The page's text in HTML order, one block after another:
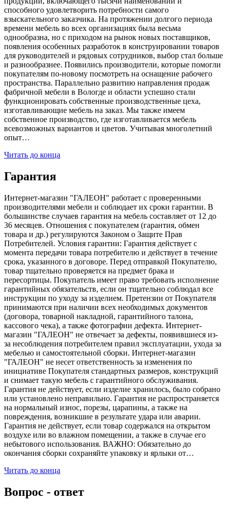
способного удовлетворить потребности самого
взыскательного заказчика. На протяжении долгого периода
времени мебель во всех организациях была весьма
однообразна, но с приходом на рынок новых поставщиков,
появления особенных разработок в конструировании товаров
для руководителей и рядовых сотрудников, выбор стал больше
и разнообразнее. Появились производители, которые помогли
покупателям по-новому посмотреть на оснащение рабочего
пространства. Параллельно развитию направления продаж
фабричной мебели в Вологде и области успешно стали
функционировать собственные производственные цеха,
изготавливающие мебель на заказ. Мы также имеем
собственное производство, где изготавливается мебель
всевозможных вариантов и цветов. Учитывая многолетний
опыт…
Читать до конца
Гарантия
Интернет-магазин "ГАЛЕОН" работает с проверенными
производителями мебели и соблюдает их сроки гарантии. В
большинстве случаев гарантия на мебель составляет от 12 до
36 месяцев. Отношения с покупателем (гарантия, обмен
товара и др.) регулируются Законом о Защите Прав
Потребителей. Условия гарантии: Гарантия действует с
момента передачи товара потребителю и действует в течение
срока, указанного в договоре. Перед отправкой Покупателю,
товар тщательно проверяется на предмет брака и
пересортицы. Покупатель имеет право требовать исполнение
гарантийных обязательств, если он тщательно соблюдал все
инструкции по уходу за изделием. Претензии от Покупателя
принимаются при наличии всех необходимых документов
(договора, товарной накладной, гарантийного талона,
кассового чека), а также фотографии дефекта. Интернет-
магазин "ГАЛЕОН" не отвечает за дефекты, появившиеся из-
за несоблюдения потребителем правил эксплуатации, ухода за
мебелью и самостоятельной сборки. Интернет-магазин
"ГАЛЕОН" не несет ответственность за изменения по
инициативе Покупателя стандартных размеров, конструкций
и снимает такую мебель с гарантийного обслуживания.
Гарантия не действует, если изделие хранилось, было собрано
или установлено неправильно. Гарантия не распространяется
на нормальный износ, порезы, царапины, а также на
повреждения, возникшие в результате удара или аварии.
Гарантия не действует, если товар содержался на открытом
воздухе или во влажном помещении, а также в случае его
небытового использования. ВАЖНО: Обязательно до
окончания сборки сохраняйте упаковку и ярлыки от…
Читать до конца
Вопрос - ответ